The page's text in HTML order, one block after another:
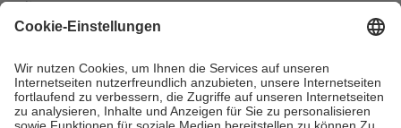
mit.
Grundsätzlich leisten Mitglieder Zuzahlungen in Höhe von zehn
höchstens zehn Euro.
Es sind jedoch nie mehr als die tatsächlichen
Kosten der Leistung zu entrichten.
Diese Regeln gelten grundsätzlich auch für Online-Apotheken.
Bei Heilmitteln und häuslicher Krankenpflege beträgt die